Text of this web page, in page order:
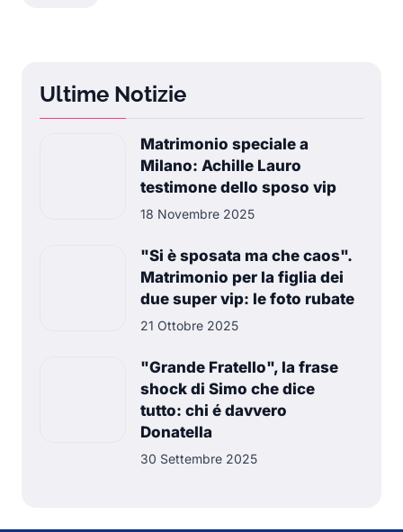
Ultime Notizie
Matrimonio speciale a
Milano: Achille Lauro
testimone dello sposo vip
18 Novembre 2025
"Si è sposata ma che caos".
Matrimonio per la figlia dei
due super vip: le foto rubate
21 Ottobre 2025
"Grande Fratello", la frase
shock di Simo che dice
tutto: chi é davvero
Donatella
30 Settembre 2025